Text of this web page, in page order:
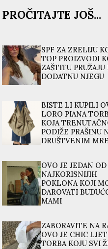
PROČITAJTE JOŠ...
SPF ZA ZRELIJU
TOP PROIZVODI
ZAŠTITU PRUŽAJU
DODATNU NJEGU
BISTE LI KUPILI
LORO PIANA
KOJA
PODIŽE PRAŠINU
DRUŠTVENIM
OVO JE JEDAN OD
NAJKORISNIJIH
POKLONA KOJI
DAROVATI
MAMI
ZABORAVITE NA
OVO JE CHIC
TORBA KOJU SVI